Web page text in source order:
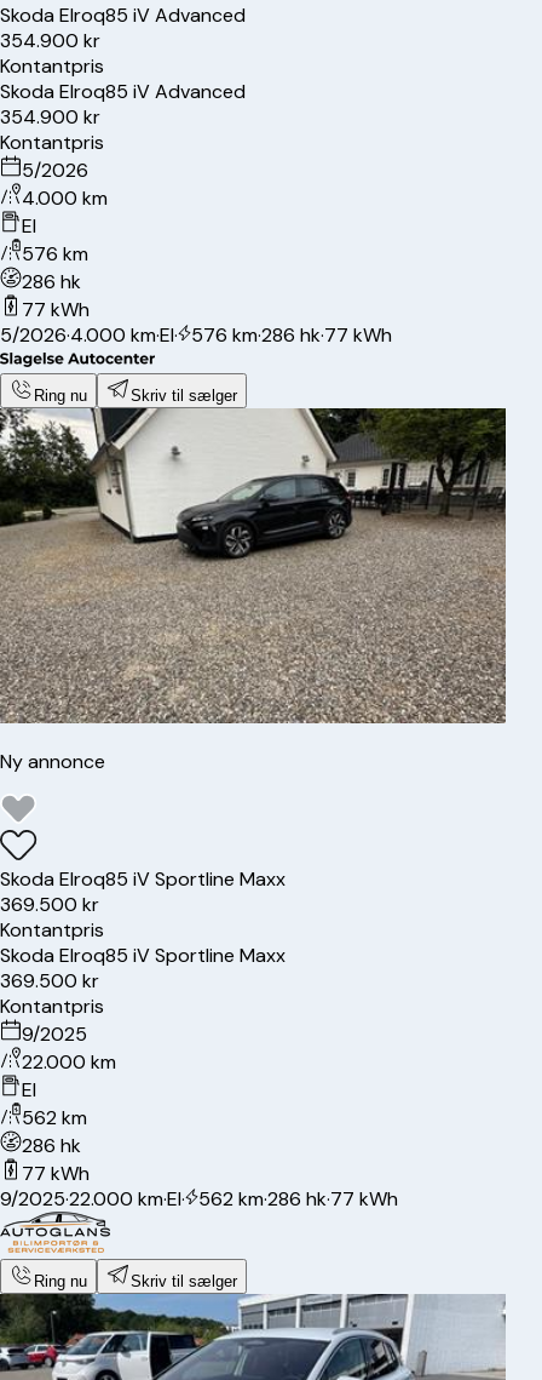
SkodaElroq85 iV Advanced
354.900 kr
Kontantpris
SkodaElroq85 iV Advanced
354.900 kr
Kontantpris
5/2026
4.000 km
El
576 km
286 hk
77 kWh
5/2026·4.000 km·El· 576 km·286 hk·77 kWh
Ring nu Skriv til sælger
Ny annonce
SkodaElroq85 iV Sportline Maxx
369.500 kr
Kontantpris
SkodaElroq85 iV Sportline Maxx
369.500 kr
Kontantpris
9/2025
22.000 km
El
562 km
286 hk
77 kWh
9/2025·22.000 km·El· 562 km·286 hk·77 kWh
Ring nu Skriv til sælger